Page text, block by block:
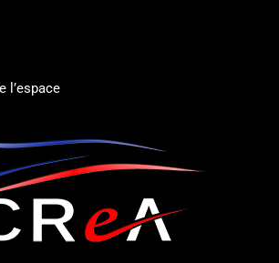
l’espace